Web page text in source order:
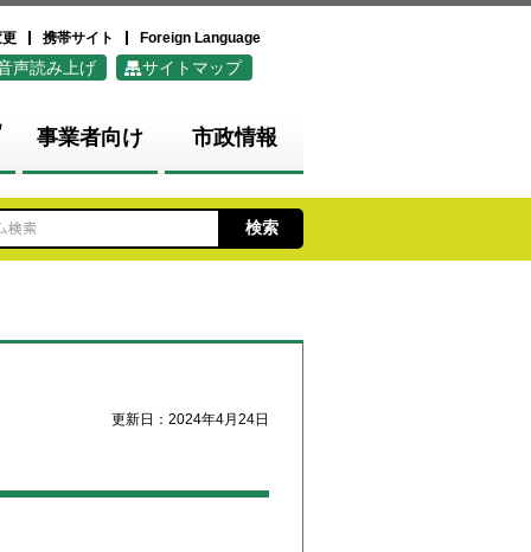
携帯サイト Foreign Language
声読み上げ サイトマップ
事業者向け 市政情報
更新日：2024年4月24日